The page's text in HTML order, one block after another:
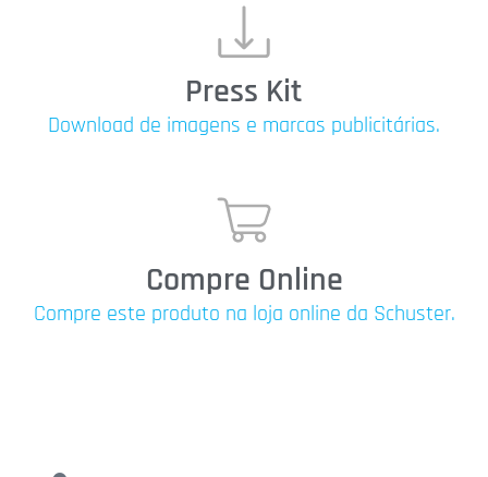
Press Kit
Download de imagens e marcas publicitárias.
Compre Online
Compre este produto na loja online da Schuster.